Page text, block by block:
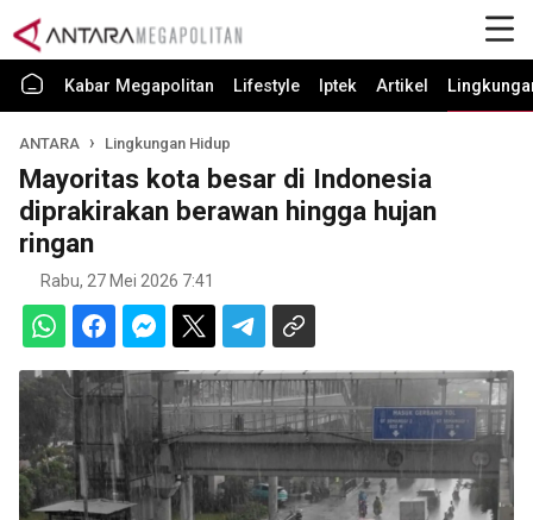
Kabar Megapolitan Lifestyle Iptek Artikel
ANTARA Lingkungan Hidup
Mayoritas kota besar di Indonesia
diprakirakan berawan hingga hujan
ringan
Rabu, 27 Mei 2026 7:41